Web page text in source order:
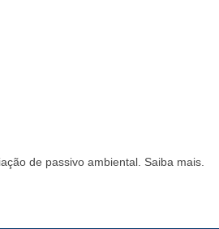
de passivo ambiental. Saiba mais.